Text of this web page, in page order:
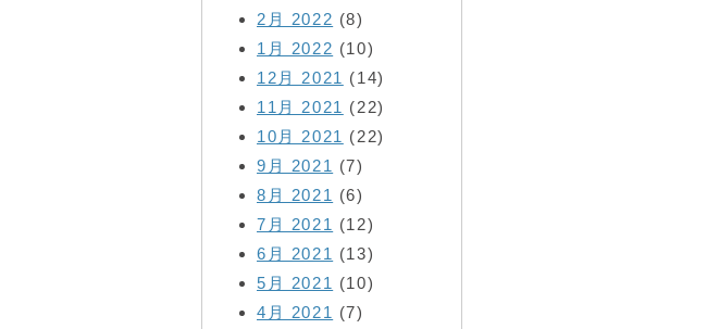
2月 2022 (8)
1月 2022 (10)
12月 2021 (14)
11月 2021 (22)
10月 2021 (22)
9月 2021 (7)
8月 2021 (6)
7月 2021 (12)
6月 2021 (13)
5月 2021 (10)
4月 2021 (7)